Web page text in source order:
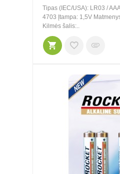
Tipas (IEC/USA): LR03 /
4703 Įtampa: 1,5V
Kilmės šalis:..